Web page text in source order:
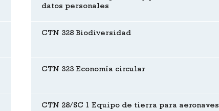
datos personales
CTN 328 Biodiversidad
CTN 323 Economía circular
CTN 28/SC 1 Equipo de tierra para aeronaves